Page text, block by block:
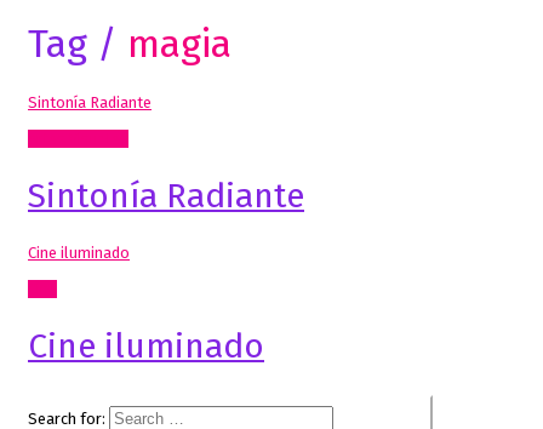
Tag / magia
Sintonía Radiante
Sintonía Radiante
Cine iluminado
Cine iluminado
Search for: